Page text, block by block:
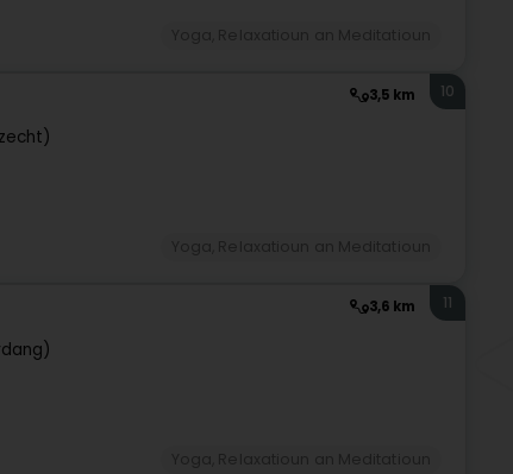
3,5 km 10
3,6 km 11